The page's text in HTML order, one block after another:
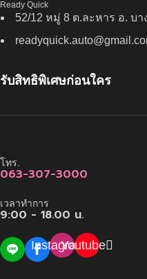
Ready Quick
52/12 หมู่ 8 ต.ละหาร อ. บ
รับสิทธิพิเศษก่อนใคร
โทร.
063-307-3000
เวลาทำการ
9:00 - 18.00 น.
Instagram
Youtube